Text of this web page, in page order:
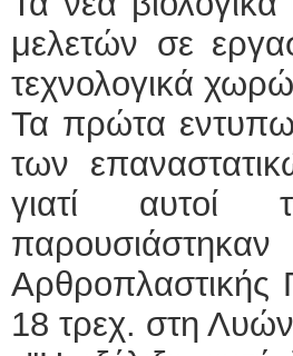
μελετών σε
τεχνολογικά
Τα πρώτα
των
γιατί αυτοί
18 τρεχ. στη